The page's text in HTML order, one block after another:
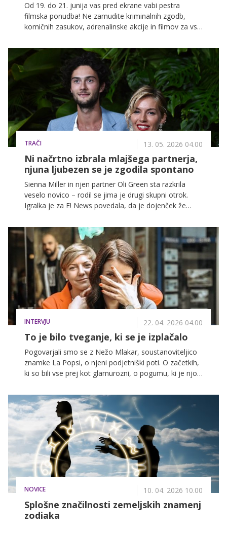
Od 19. do 21. junija vas pred ekrane vabi pestra
filmska ponudba! Ne zamudite kriminalnih zgodb,
komičnih zasukov, adrenalinske akcije in filmov za vso
TRAČI 13. 05. 2026 04.00
Ni načrtno izbrala mlajšega partnerja,
njuna ljubezen se je zgodila spontano
Sienna Miller in njen partner Oli Green sta razkrila
veselo novico – rodil se jima je drugi skupni otrok.
Igralka je za E! News povedala, da je dojenček že
novo dinamiko. Čeprav je utrujena, je, kot pravi,
neizmerno srečna.
INTERVJU 22. 04. 2026 04.00
To je bilo tveganje, ki se je izplačalo
Pogovarjali smo se z Nežo Mlakar, soustanoviteljico
znamke La Popsi, o njeni podjetniški poti. O začetkih,
ki so bili vse prej kot glamurozni, o pogumu, ki je njo
za sodelovanje v oddaji Štartaj Slovenija, ter o vsem,
kar se je zgodilo v letih po tem, ko sta iz domače
garaže stopili na eno največjih podjetniških platform
NOVICE 10. 04. 2026 10.00
Splošne značilnosti zemeljskih znamenj
zodiaka